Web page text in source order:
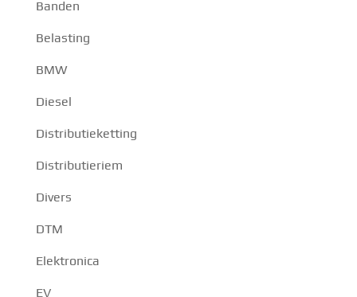
Banden
Belasting
BMW
Diesel
Distributieketting
Distributieriem
Divers
DTM
Elektronica
EV